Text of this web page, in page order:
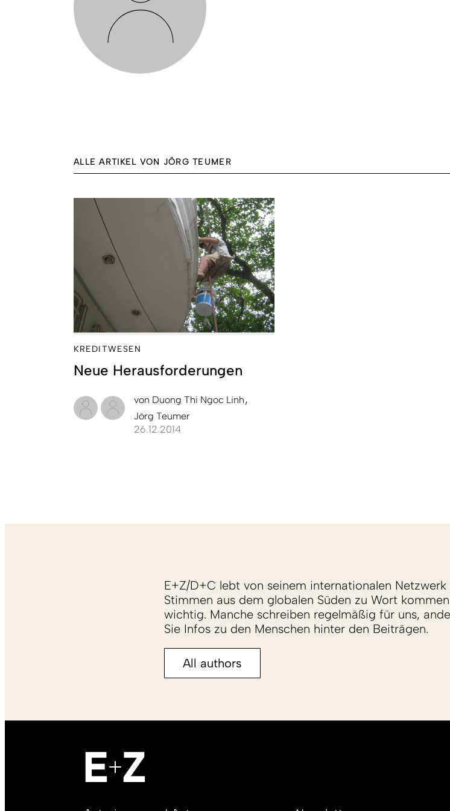
ALLE ARTIKEL VON JÖRG TEUMER
KREDITWESEN
Neue Herausforderungen
von Duong Thi Ngoc Linh
Jörg Teumer
26.12.2014
E+Z/D+C lebt von seinem internationalen
Stimmen aus dem globalen Süden zu Wort
wichtig. Manche schreiben regelmäßig für uns,
Sie Infos zu den Menschen hinter den Beiträgen.
All authors